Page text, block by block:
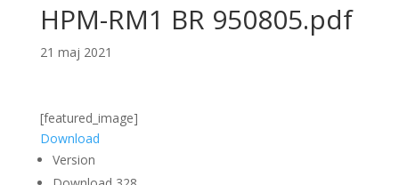
HPM-RM1 BR 950805.pdf
21 maj 2021
[featured_image]
Download
Version